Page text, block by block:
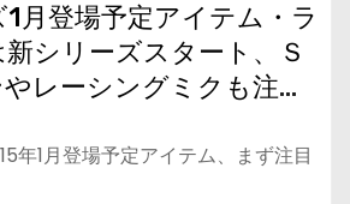
月登場予定アイテム・ラ
シリーズスタート、Ｓ
レーシングミクも注
年1月登場予定アイテム、まず注目